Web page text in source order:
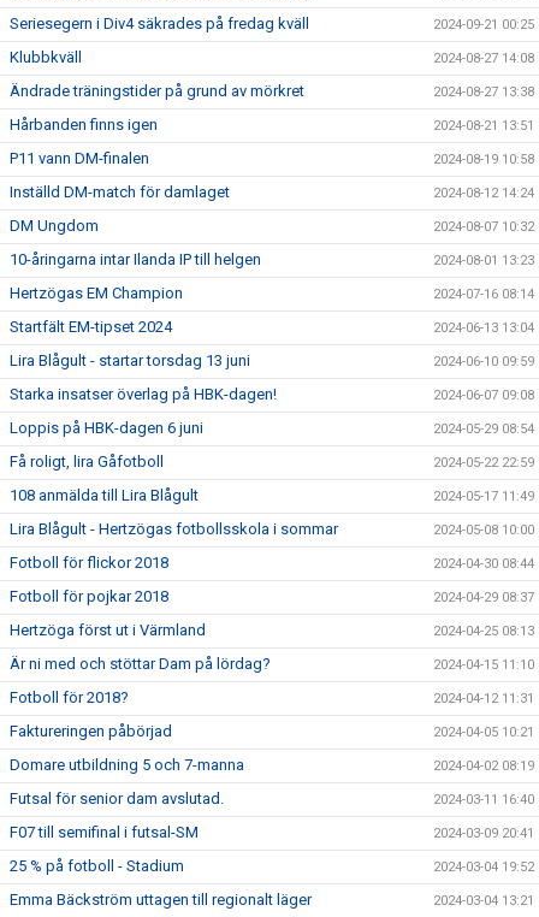
Seriesegern i Div4 säkrades på fredag kväll 2024-09-21 00:25
Klubbkväll 2024-08-27 14:08
Ändrade träningstider på grund av mörkret 2024-08-27 13:38
Hårbanden finns igen 2024-08-21 13:51
P11 vann DM-finalen 2024-08-19 10:58
Inställd DM-match för damlaget 2024-08-12 14:24
DM Ungdom 2024-08-07 10:32
10-åringarna intar Ilanda IP till helgen 2024-08-01 13:23
Hertzögas EM Champion 2024-07-16 08:14
Startfält EM-tipset 2024 2024-06-13 13:04
Lira Blågult - startar torsdag 13 juni 2024-06-10 09:59
Starka insatser överlag på HBK-dagen! 2024-06-07 09:08
Loppis på HBK-dagen 6 juni 2024-05-29 08:54
Få roligt, lira Gåfotboll 2024-05-22 22:59
108 anmälda till Lira Blågult 2024-05-17 11:49
Lira Blågult - Hertzögas fotbollsskola i sommar 2024-05-08 10:00
Fotboll för flickor 2018 2024-04-30 08:44
Fotboll för pojkar 2018 2024-04-29 08:37
Hertzöga först ut i Värmland 2024-04-25 08:13
Är ni med och stöttar Dam på lördag? 2024-04-15 11:10
Fotboll för 2018? 2024-04-12 11:31
Faktureringen påbörjad 2024-04-05 10:21
Domare utbildning 5 och 7-manna 2024-04-02 08:19
Futsal för senior dam avslutad. 2024-03-11 16:40
F07 till semifinal i futsal-SM 2024-03-09 20:41
25 % på fotboll - Stadium 2024-03-04 19:52
Emma Bäckström uttagen till regionalt läger 2024-03-04 13:21